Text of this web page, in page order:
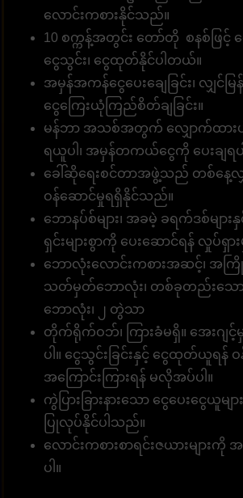
လောင်းကစားနိုင်သည်။
10 စက္ကန့်အတွင်း တော်တို စနစ်ဖြင့် လ
ငွေသွင်း၊ ငွေထုတ်နိုင်ပါတယ်။
အမှန်အကန်ငွေပေးချေခြင်း၊ လျှင်မြ
ငွေကြေးယုံကြည်စိတ်ချခြင်း။
မန်ဘာ အသစ်အတွက် လျှောက်ထားပ
ရယူပါ၊ အမှန်တကယ်ငွေကို ပေးချရ
ခေါ်ဆိုရေးစင်တာအဖွဲ့သည် တစ်နေ့လျှ
ဝန်ဆောင်မှုရရှိနိုင်သည်။
ဘောနပ်စ်များ၊ အခမဲ့ ခရက်ဒစ်များနှ
ရှင်းများစွာကို ပေးဆောင်ရန် လှုပ်ရှာ
ဘောလုံးလောင်းကစားအဆင့်၊ အက
သတ်မှတ်ဘောလုံး၊ တစ်ခုတည်းသော
ဘောလုံး၊ ၂ တွဲသာ
တိုက်ရိုက်ဝဘ်၊ ကြားခံမရှိ။ အေးဂ
ပါ။ ငွေသွင်းခြင်းနှင့် ငွေထုတ်ယူရန် ဝ
အကြောင်းကြားရန် မလိုအပ်ပါ။
ကွဲပြားခြားနားသော ငွေပေးငွေ
ပြုလုပ်နိုင်ပါသည်။
လောင်းကစားစာရင်းဇယားများကို
ပါ။